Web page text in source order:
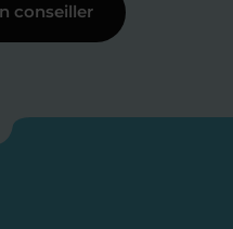
conseiller